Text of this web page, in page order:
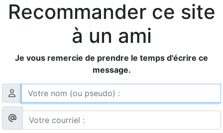
Recommander ce site
à un ami
Je vous remercie de prendre le temps d'écrire ce
message.